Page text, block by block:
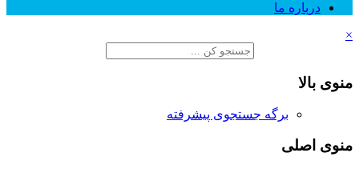
درباره ما
×
منوی بالا
برگه جستجوی پیشرفته
منوی اصلی